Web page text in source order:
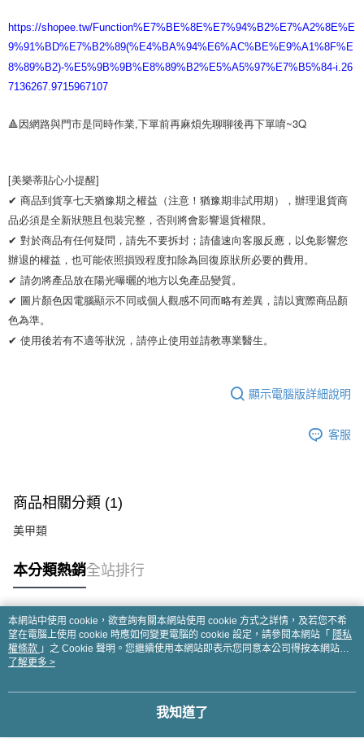
https://shopee.tw/Function%E7%BE%8E%E7%94%B2%E7%A2%8E%E
9%91%BD%E7%B2%89(%E4%BA%94%E6%AC%BE%E9%A1%8F%E
8%89%B2)-%E5%9B%9B%E8%89%B2%E5%A5%97%E7%B5%84-i.26
7136267.9715967107
🔺因網路與門市是同時作業,下單前再麻煩先聊聊後再下單唷~3Q
[美樂蒂貼心小提醒]
✔ 商品到貨享七天猶豫期之權益（注意！猶豫期非試用期），辦理退貨商
品必須是全新狀態且包裝完整，否則將會影響退貨權限。
✔ 對於商品有任何疑問，請先不要拆封；請儘速向客服反應，以免影響您
辦退的權益，也可能依照損毀程度扣除為回復原狀所必要的費用。
✔ 請勿將產品放在陽光曝曬的地方以免產品變質。
✔ 圖片顏色因電腦顯示不同或個人觀感不同而略有差異，請以實際商品顏
色為準。
✔ 使用後若有不適等狀況，請停止使用並請教專業醫生。
顯示電腦版詳細說明
客服
商品相關分類 (1)
美甲類
本分類熱銷全站排行
熱門標籤
本網站中使用 cookie，欲查詢有關本網站使用 cookie 方式之詳情，及若您不希
望在電腦上使用 cookie 時應如何變更電腦的 cookie 設定，請參閱本網站「 隱私
權條款 」之 Cookie 聲明。您繼續使用本網站即表示您同意本公司得按本網站使
用條款之 Cookie 聲明使用 cookie。
了解更多 >
我知道了